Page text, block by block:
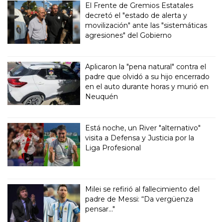
El Frente de Gremios Estatales
decretó el "estado de alerta y
movilización" ante las "sistemáticas
agresiones" del Gobierno
Aplicaron la "pena natural" contra el
padre que olvidó a su hijo encerrado
en el auto durante horas y murió en
Neuquén
Está noche, un River "alternativo"
visita a Defensa y Justicia por la
Liga Profesional
Milei se refirió al fallecimiento del
padre de Messi: “Da vergüenza
pensar..."